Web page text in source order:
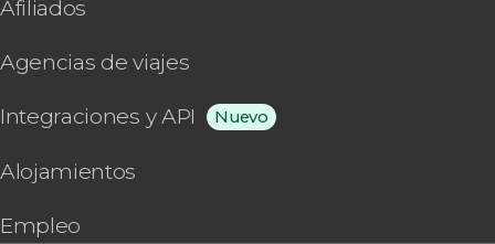
Afiliados
Agencias de viajes
Integraciones y API Nuevo
Alojamientos
Empleo